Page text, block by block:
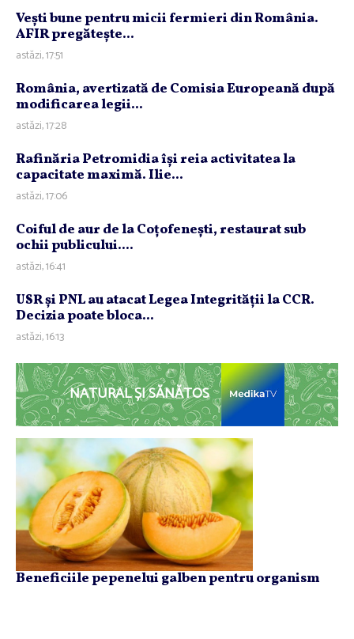
Veşti bune pentru micii fermieri din România.
AFIR pregăteşte...
astăzi, 17:51
România, avertizată de Comisia Europeană după
modificarea legii...
astăzi, 17:28
Rafinăria Petromidia îşi reia activitatea la
capacitate maximă. Ilie...
astăzi, 17:06
Coiful de aur de la Coţofeneşti, restaurat sub
ochii publicului....
astăzi, 16:41
USR şi PNL au atacat Legea Integrităţii la CCR.
Decizia poate bloca...
astăzi, 16:13
NATURAL ȘI SĂNĂTOS
Beneficiile pepenelui galben pentru organism